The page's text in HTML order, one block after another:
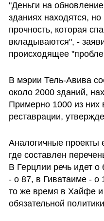
"Деньги на
зданиях находятся, но
прочность, которая
вкладываются", -
происходящее
В мэрии Тель-Авива
около 2000 зданий,
Примерно 1000 из
реставрации,
Аналогичные проекты
где составлен
В Герцлии речь идет о
- о 87, в Гиватаиме - о
то же время в Хайфе
обязательной